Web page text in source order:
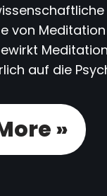
von
auf die
»